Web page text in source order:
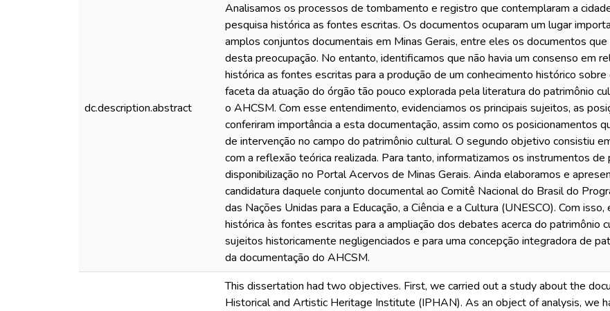
dc.description.abstract
Analisamos os processos de tombamento e registro que contemplaram a
pesquisa histórica as fontes escritas. Os documentos ocuparam um lugar
amplos conjuntos documentais em Minas Gerais, entre eles os documentos
desta preocupação. No entanto, identificamos que não havia um consenso em
histórica as fontes escritas para a produção de um conhecimento histórico
faceta da atuação do órgão tão pouco explorada pela literatura do patrimônio
o AHCSM. Com esse entendimento, evidenciamos os principais sujeitos, as
conferiram importância a esta documentação, assim como os posicionamentos
de intervenção no campo do patrimônio cultural. O segundo objetivo consistiu
com a reflexão teórica realizada. Para tanto, informatizamos os instrumentos
disponibilização no Portal Acervos de Minas Gerais. Ainda elaboramos e
candidatura daquele conjunto documental ao Comitê Nacional do Brasil do
das Nações Unidas para a Educação, a Ciência e a Cultura (UNESCO). Com
histórica às fontes escritas para a ampliação dos debates acerca do patrimônio
sujeitos historicamente negligenciados e para uma concepção integradora de
da documentação do AHCSM.
This dissertation had two objectives. First, we carried out a study about the
Historical and Artistic Heritage Institute (IPHAN). As an object of analysis, we